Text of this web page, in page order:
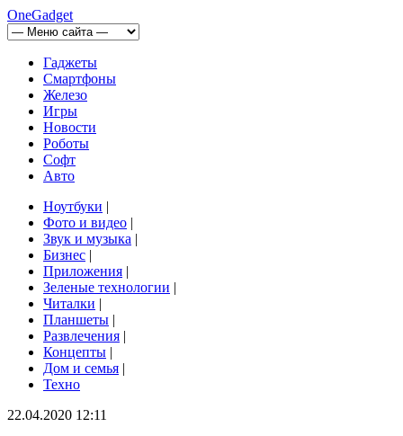
OneGadget
Гаджеты
Смартфоны
Железо
Игры
Новости
Роботы
Софт
Авто
Ноутбуки |
Фото и видео |
Звук и музыка |
Бизнес |
Приложения |
Зеленые технологии |
Читалки |
Планшеты |
Развлечения |
Концепты |
Дом и семья |
Техно
22.04.2020 12:11